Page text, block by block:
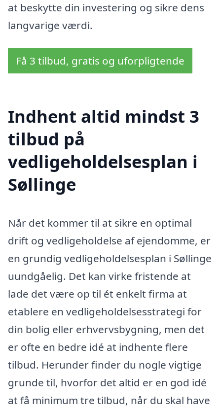
at beskytte din investering og sikre dens
langvarige værdi.
Få 3 tilbud, gratis og uforpligtende
Indhent altid mindst 3
tilbud på
vedligeholdelsesplan i
Søllinge
Når det kommer til at sikre en optimal
drift og vedligeholdelse af ejendomme, er
en grundig vedligeholdelsesplan i Søllinge
uundgåelig. Det kan virke fristende at
lade det være op til ét enkelt firma at
etablere en vedligeholdelsesstrategi for
din bolig eller erhvervsbygning, men det
er ofte en bedre idé at indhente flere
tilbud. Herunder finder du nogle vigtige
grunde til, hvorfor det altid er en god idé
at få minimum tre tilbud, når du skal have